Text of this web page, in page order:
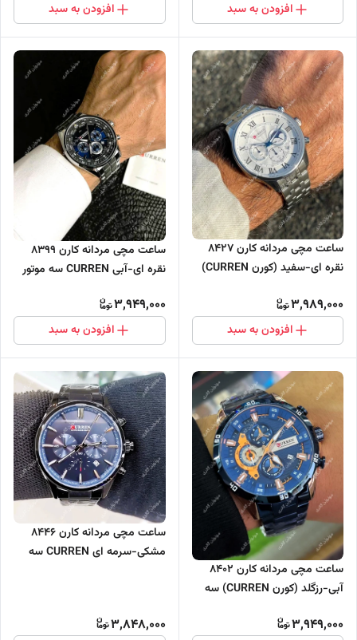
افزودن به سبد افزودن به سبد
ساعت مچی مردانه کارن 8427
نقره ای-سفید (کورن CURREN)
3,989,000
افزودن به سبد
ساعت مچی مردانه کارن 8399
نقره ای-آبی CURREN سه موتور
3,949,000
افزودن به سبد
ساعت مچی مردانه کارن 8402
آبی-رزگلد (کورن CURREN) سه
3,949,000
ساعت مچی مردانه کارن 8446
مشکی-سرمه ای CURREN سه
3,848,000